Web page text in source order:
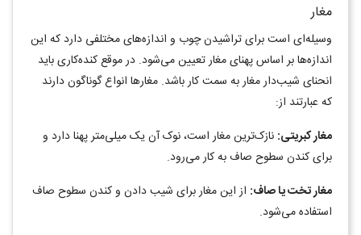
مغار
وسیله‌ای است برای تراشیدن چوب و اندازه‌های مختلفی دارد که این
اندازه‌ها بر اساس پهنای مغار تعیین می‌شود. در موقع کنده‌کاری باید
انحنای شیب‌دار مغار به سمت کار باشد. مغارها انواع گوناگون دارند
که عبارتند از:
مغار کبریتی: نازک‌ترین مغار است، نوک آن یک میلی‌متر پهنا دارد و
برای کندن سطوح صاف به کار می‌رود.
مغار تخت یا صاف: از این مغار برای شیب دادن و کندن سطوح صاف
استفاده می‌شود.